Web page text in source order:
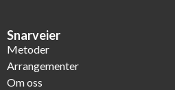
Snarveier
Metoder
Arrangementer
Om oss